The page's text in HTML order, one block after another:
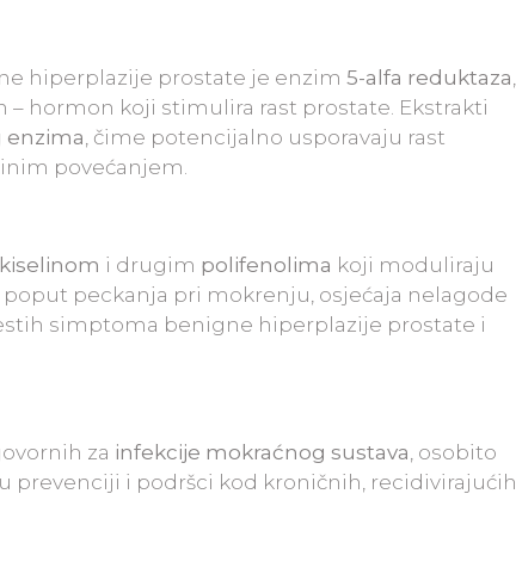
hiperplazije prostate je enzim 5-alfa reduktaza
hormon koji stimulira rast prostate. Ekstrakti
enzima , čime potencijalno usporavaju rast
povećanjem.
i drugim polifenolima koji moduliraju
peckanja pri mokrenju, osjećaja nelagode
simptoma benigne hiperplazije prostate i
za infekcije mokraćnog sustava , osobito
prevenciji i podršci kod kroničnih, recidivirajućih